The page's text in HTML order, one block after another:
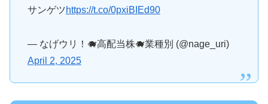
サンゲツhttps://t.co/0pxiBIEd90
— なげウリ！🐗高配当株🐗業種別 (@nage_uri)
April 2, 2025